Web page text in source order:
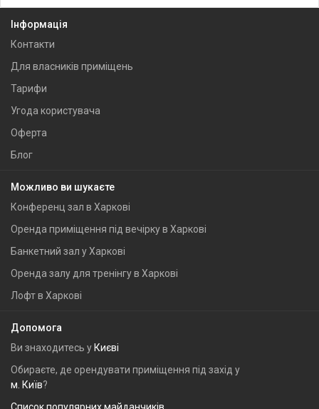
Інформація
Контакти
Для власників приміщень
Тарифи
Угода користувача
Оферта
Блог
Можливо ви шукаєте
Конференц зал в Харкові
Оренда приміщення під вечірку в Харкові
Банкетний зал у Харкові
Оренда залу для тренінгу в Харкові
Лофт в Харкові
Допомога
Ви знаходитесь у Києві
Обираєте, де орендувати приміщення під захід у
м. Київ?